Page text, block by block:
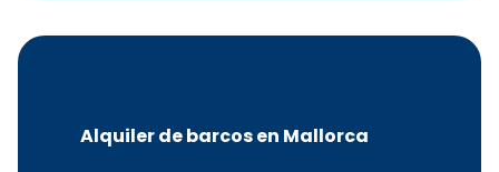
Alquiler de barcos en Mallorca